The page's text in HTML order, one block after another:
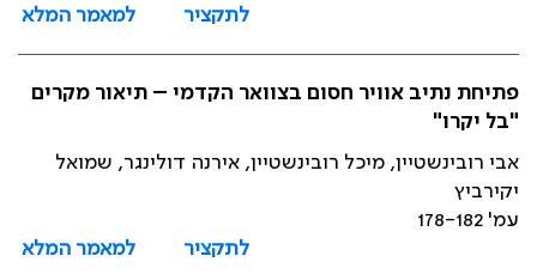
לתקציר
למאמר המלא
פתיחת נתיב אוויר חסום בצוואר הקדמי – תיאור מקרים
"בל יקרו"
אבי רובינשטיין, מיכל רובינשטיין, אירנה דולינגר, שמואל
יקירביץ
עמ' 178-182
לתקציר
למאמר המלא